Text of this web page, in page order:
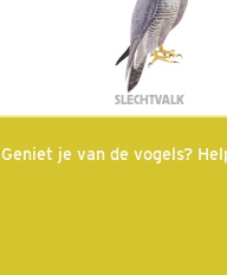
SLECHTVALK
Geniet je van de vogels?